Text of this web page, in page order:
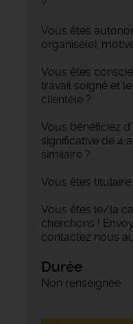
?
Vous êtes
organisé(e),
Vous êtes
travail soigné et
clientèle ?
Vous bénéficiez
significative de 4
similaire ?
Vous êtes
Vous êtes le/la
cherchons !
contactez nous au
Durée
Non renseignée